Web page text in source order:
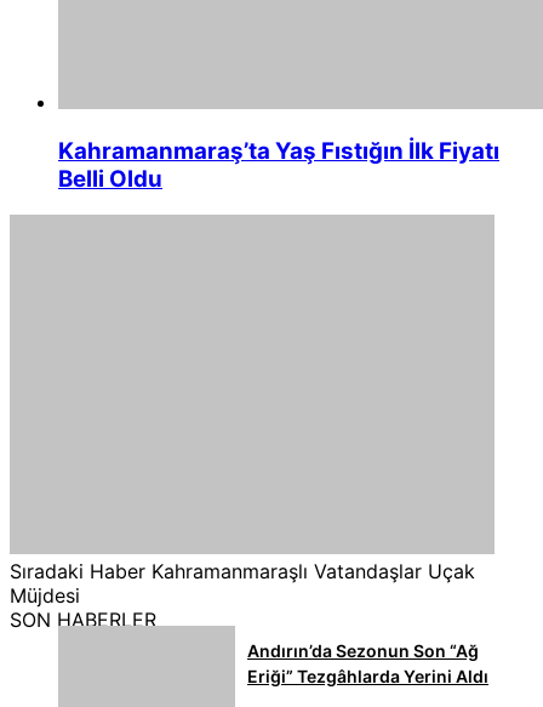
Kahramanmaraş’ta Yaş Fıstığın İlk Fiyatı
Belli Oldu
Sıradaki Haber Kahramanmaraşlı Vatandaşlar Uçak
Müjdesi
SON HABERLER
Andırın’da Sezonun Son “Ağ
Eriği” Tezgâhlarda Yerini Aldı